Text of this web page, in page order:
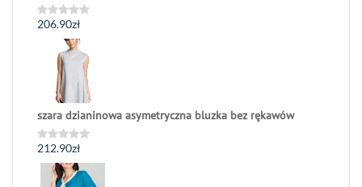
Oceniono
206.90zł
szara dzianinowa asymetryczna bluzka bez rękawów
Oceniono
0
212.90zł